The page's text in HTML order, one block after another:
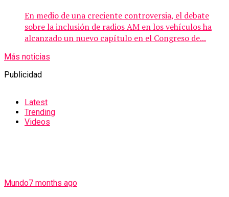
En medio de una creciente controversia, el debate
sobre la inclusión de radios AM en los vehículos ha
alcanzado un nuevo capítulo en el Congreso de...
Más noticias
Publicidad
Latest
Trending
Videos
Mundo7 months ago